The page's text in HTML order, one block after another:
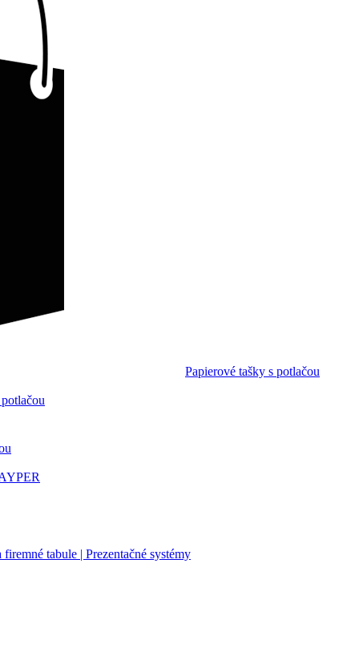
Papierové tašky s potlačou
firemné tabule | Prezentačné systémy